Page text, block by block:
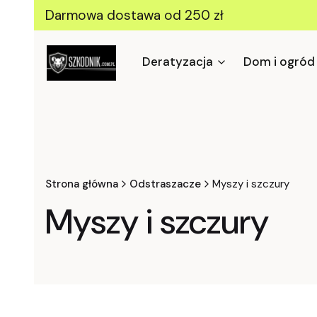
Darmowa dostawa od 250 zł
Deratyzacja Dom i ogród
Strona główna Odstraszacze Myszy i szczury
Myszy i szczury